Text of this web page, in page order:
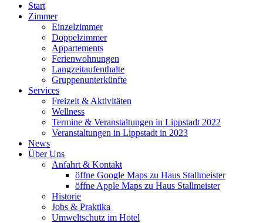
Start
Zimmer
Einzelzimmer
Doppelzimmer
Appartements
Ferienwohnungen
Langzeitaufenthalte
Gruppenunterkünfte
Services
Freizeit & Aktivitäten
Wellness
Termine & Veranstaltungen in Lippstadt 2022
Veranstaltungen in Lippstadt in 2023
News
Über Uns
Anfahrt & Kontakt
öffne Google Maps zu Haus Stallmeister
öffne Apple Maps zu Haus Stallmeister
Historie
Jobs & Praktika
Umweltschutz im Hotel